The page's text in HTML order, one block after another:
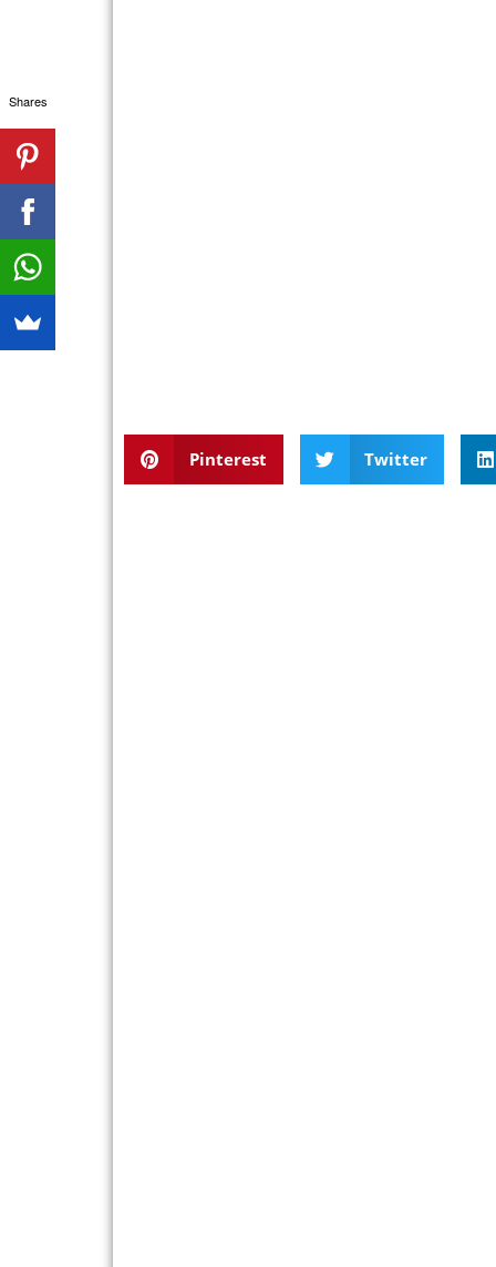
Pinterest Twitter
Shares